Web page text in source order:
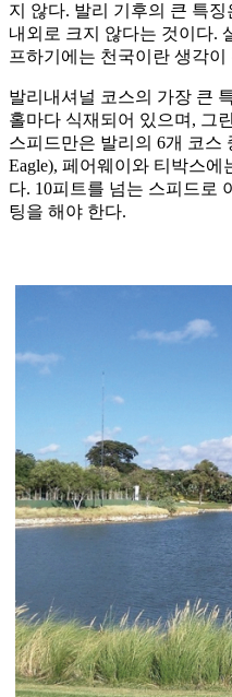
지 않다. 발리 기후의 큰 특
내외로 크지 않다는 것이다.
프하기에는 천국이란 생각이
발리내셔널 코스의 가장 큰
홀마다 식재되어 있으며, 그
스피드만은 발리의 6개 코스
Eagle), 페어웨이와 티박스에
다. 10피트를 넘는 스피드로
팅을 해야 한다.